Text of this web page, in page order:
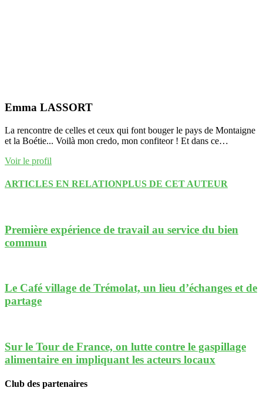
Emma LASSORT
La rencontre de celles et ceux qui font bouger le pays de Montaigne
et la Boétie... Voilà mon credo, mon confiteor ! Et dans ce…
Voir le profil
ARTICLES EN RELATIONPLUS DE CET AUTEUR
Première expérience de travail au service du bien
commun
Le Café village de Trémolat, un lieu d’échanges et de
partage
Sur le Tour de France, on lutte contre le gaspillage
alimentaire en impliquant les acteurs locaux
Club des partenaires